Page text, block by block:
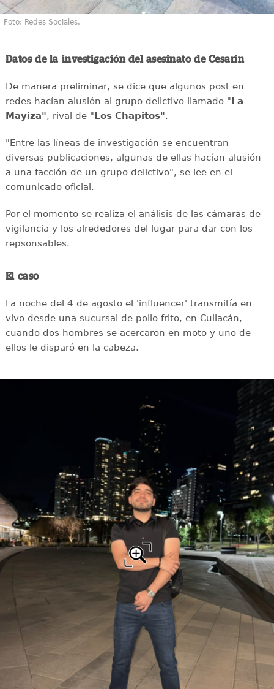
Foto: Redes Sociales.
Datos de la investigación del asesinato de Cesarín
De manera preliminar, se dice que algunos post en
redes hacían alusión al grupo delictivo llamado "La
Mayiza", rival de "Los Chapitos".
"Entre las líneas de investigación se encuentran
diversas publicaciones, algunas de ellas hacían alusión
a una facción de un grupo delictivo", se lee en el
comunicado oficial.
Por el momento se realiza el análisis de las cámaras de
vigilancia y los alrededores del lugar para dar con los
repsonsables.
El caso
La noche del 4 de agosto el 'influencer' transmitía en
vivo desde una sucursal de pollo frito, en Culiacán,
cuando dos hombres se acercaron en moto y uno de
ellos le disparó en la cabeza.